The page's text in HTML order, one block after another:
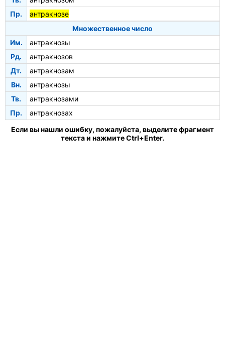
Пр.
антракнозе
Множественное число
Им.
антракнозы
Рд.
антракнозов
Дт.
антракнозам
Вн.
антракнозы
Тв.
антракнозами
Пр.
антракнозах
Если вы нашли ошибку, пожалуйста, выделите фрагмент
текста и нажмите Ctrl+Enter.